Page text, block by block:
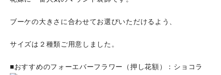
ブーケの大きさに合わせてお選びいただけるよう、
サイズは２種類ご用意しました。
■おすすめのフォーエバーフラワー（押し花額）：ショコラ